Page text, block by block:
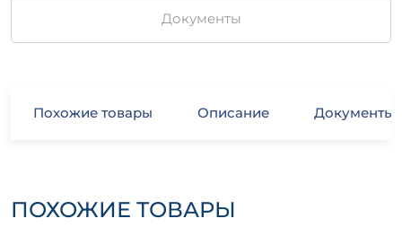
Документы
Похожие товары Описание Документы
ПОХОЖИЕ ТОВАРЫ